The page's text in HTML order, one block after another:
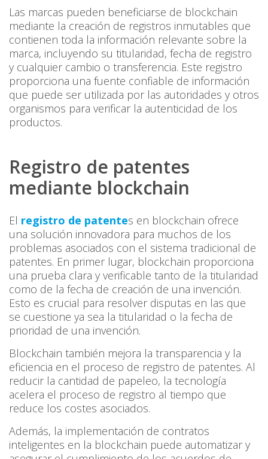
Las marcas pueden beneficiarse de blockchain
mediante la creación de registros inmutables que
contienen toda la información relevante sobre la
marca, incluyendo su titularidad, fecha de registro
y cualquier cambio o transferencia. Este registro
proporciona una fuente confiable de información
que puede ser utilizada por las autoridades y otros
organismos para verificar la autenticidad de los
productos.
Registro de patentes
mediante blockchain
El registro de patentes en blockchain ofrece
una solución innovadora para muchos de los
problemas asociados con el sistema tradicional de
patentes. En primer lugar, blockchain proporciona
una prueba clara y verificable tanto de la titularidad
como de la fecha de creación de una invención.
Esto es crucial para resolver disputas en las que
se cuestione ya sea la titularidad o la fecha de
prioridad de una invención.
Blockchain también mejora la transparencia y la
eficiencia en el proceso de registro de patentes. Al
reducir la cantidad de papeleo, la tecnología
acelera el proceso de registro al tiempo que
reduce los costes asociados.
Además, la implementación de contratos
inteligentes en la blockchain puede automatizar y